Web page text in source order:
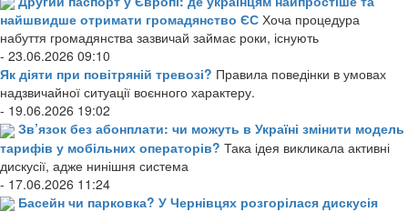
найшвидше отримати громадянство ЄС Хоча процедура
набуття громадянства зазвичай займає роки, існують
- 23.06.2026 09:10
Як діяти при повітряній тревозі? Правила поведінки в умовах
надзвичайної ситуації воєнного характеру.
- 19.06.2026 19:02
Зв’язок без абонплати: чи можуть в Україні змінити модель
тарифів у мобільних операторів? Така ідея викликала активні
дискусії, адже нинішня система
- 17.06.2026 11:24
Басейн чи парковка? У Чернівцях розгорілася дискусія